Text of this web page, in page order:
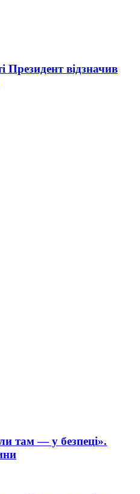
Президент відзначив
там — у безпеці».